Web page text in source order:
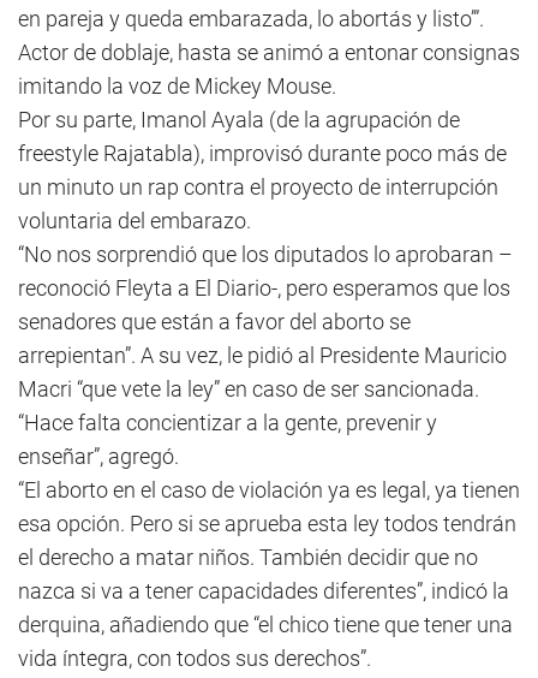
en pareja y queda embarazada, lo abortás y listo’”.
Actor de doblaje, hasta se animó a entonar consignas
imitando la voz de Mickey Mouse.
Por su parte, Imanol Ayala (de la agrupación de
freestyle Rajatabla), improvisó durante poco más de
un minuto un rap contra el proyecto de interrupción
voluntaria del embarazo.
“No nos sorprendió que los diputados lo aprobaran –
reconoció Fleyta a El Diario-, pero esperamos que los
senadores que están a favor del aborto se
arrepientan”. A su vez, le pidió al Presidente Mauricio
Macri “que vete la ley” en caso de ser sancionada.
“Hace falta concientizar a la gente, prevenir y
enseñar”, agregó.
“El aborto en el caso de violación ya es legal, ya tienen
esa opción. Pero si se aprueba esta ley todos tendrán
el derecho a matar niños. También decidir que no
nazca si va a tener capacidades diferentes”, indicó la
derquina, añadiendo que “el chico tiene que tener una
vida íntegra, con todos sus derechos”.